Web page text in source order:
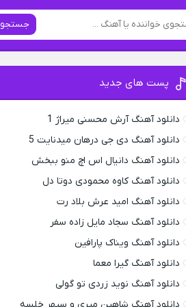
جستجو
پست های جدید
دانلود آهنگ آرش محسنی میراژ 1
دانلود آهنگ دی جی درهان میدنایت 5
دانلود آهنگ دانیال اس اچ منو ببخش
دانلود آهنگ کاوه محمودی دوتا دل
دانلود آهنگ امید عرش بلاد رت
دانلود آهنگ سجاد مایل زاده سفر
دانلود آهنگ ویناک پارافین
دانلود آهنگ گیرا معما
دانلود آهنگ نوید زردی تو گولی
دانلود آهنگ شاهین میری و سپهر خلسه